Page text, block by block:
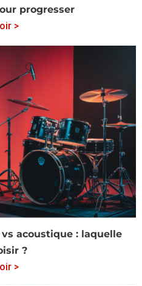
progresser
>
acoustique : laquelle
?
>